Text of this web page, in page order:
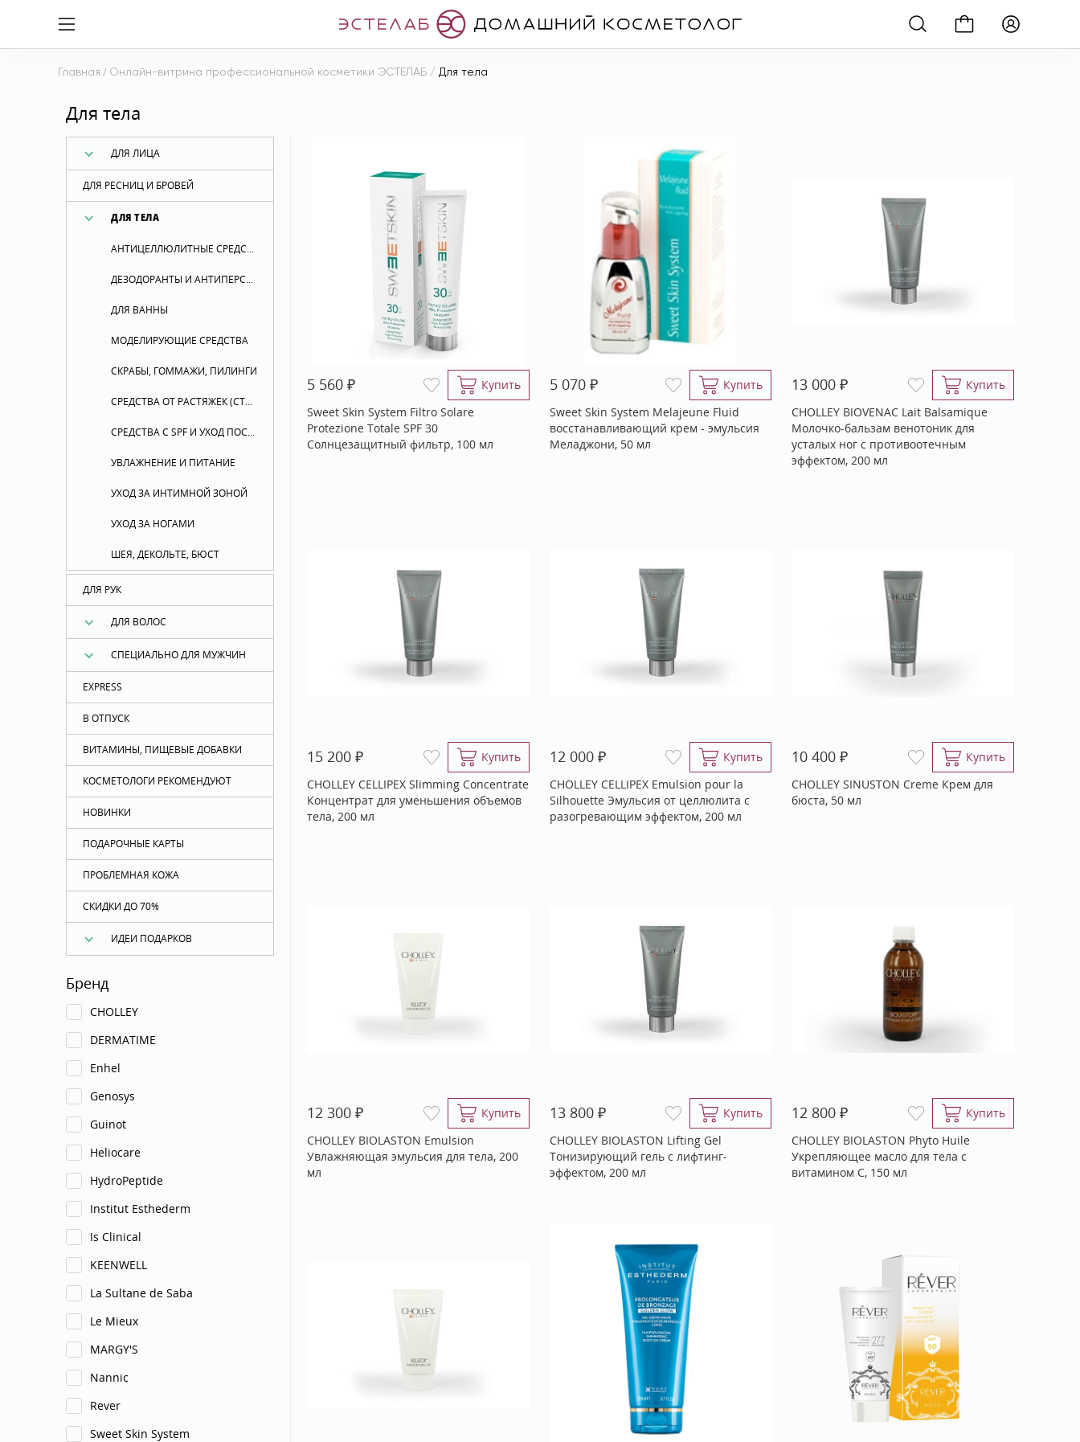
Главная / Онлайн-витрина профессиональной косметики ЭСТЕЛАБ / Для тела
Для тела
ДЛЯ ЛИЦА
ДЛЯ РЕСНИЦ И БРОВЕЙ
ДЛЯ ТЕЛА
АНТИЦЕЛЛЮЛИТНЫЕ СРЕДСТВА
ДЕЗОДОРАНТЫ И АНТИПЕРСПИРАНТЫ
ДЛЯ ВАННЫ
МОДЕЛИРУЮЩИЕ СРЕДСТВА
СКРАБЫ, ГОММАЖИ, ПИЛИНГИ
СРЕДСТВА ОТ РАСТЯЖЕК (СТРИЙ)
СРЕДСТВА С SPF И УХОД ПОСЛЕ ЗАГАРА
УВЛАЖНЕНИЕ И ПИТАНИЕ
УХОД ЗА ИНТИМНОЙ ЗОНОЙ
УХОД ЗА НОГАМИ
ШЕЯ, ДЕКОЛЬТЕ, БЮСТ
ДЛЯ РУК
ДЛЯ ВОЛОС
СПЕЦИАЛЬНО ДЛЯ МУЖЧИН
EXPRESS
В ОТПУСК
ВИТАМИНЫ, ПИЩЕВЫЕ ДОБАВКИ
КОСМЕТОЛОГИ РЕКОМЕНДУЮТ
НОВИНКИ
ПОДАРОЧНЫЕ КАРТЫ
ПРОБЛЕМНАЯ КОЖА
СКИДКИ ДО 70%
ИДЕИ ПОДАРКОВ
Бренд
CHOLLEY
DERMATIME
Enhel
Genosys
Guinot
Heliocare
HydroPeptide
Institut Esthederm
Is Clinical
KEENWELL
La Sultane de Saba
Le Mieux
MARGY'S
Nannic
Rever
Sweet Skin System
5 560 ₽
Купить
Sweet Skin System Filtro Solare
Protezione Totale SPF 30
Солнцезащитный фильтр, 100 мл
5 070 ₽
Купить
Sweet Skin System Melajeune Fluid
восстанавливающий крем - эмульсия
Меладжони, 50 мл
13 000₽
Купить
CHOLLEY BIOVENAC Lait Balsamique
Молочко-бальзам венотоник для
усталых ног с противоотечным
эффектом, 200 мл
15 200 ₽
Купить
CHOLLEY CELLIPEX Slimming Concentrate
Концентрат для уменьшения объемов
тела, 200 мл
12 000 ₽
Купить
CHOLLEY CELLIPEX Emulsion pour la
Silhouette Эмульсия от целлюлита с
разогревающим эффектом, 200 мл
10 400₽
Купить
CHOLLEY SINUSTON Creme Крем для
бюста, 50 мл
12 300 ₽
Купить
CHOLLEY BIOLASTON Emulsion
Увлажняющая эмульсия для тела, 200
мл
13 800 ₽
Купить
CHOLLEY BIOLASTON Lifting Gel
Тонизирующий гель с лифтинг-
эффектом, 200 мл
12 800₽
Купить
CHOLLEY BIOLASTON Phyto Huile
Укрепляющее масло для тела с
витамином С, 150 мл